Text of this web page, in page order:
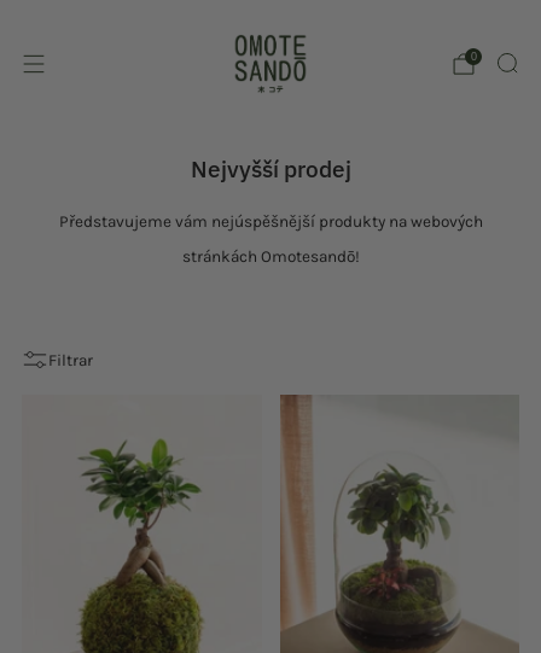
0
Nejvyšší prodej
Představujeme vám nejúspěšnější produkty na webových
stránkách Omotesandō!
Filtrar